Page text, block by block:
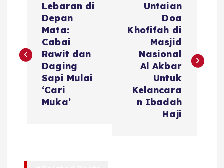
v
Lebaran di
Depan
Mata:
Cabai
Rawit dan
Daging
Sapi Mulai
‘Cari
Muka’
Untaian
Doa
Khofifah di
Masjid
Nasional
Al Akbar
Untuk
Kelancara
n Ibadah
Haji